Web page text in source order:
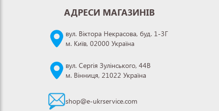
АДРЕСИ МАГАЗИНІВ
вул. Віктора Некрасова, буд. 1-3Г
м. Київ, 02000 Україна
вул. Сергія Зулінського, 44В
м. Вінниця, 21022 Україна
shop@e-ukrservice.com